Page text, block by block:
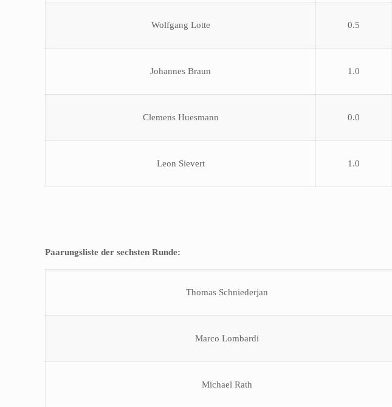
Wolfgang Lotte 0.5
Johannes Braun 1.0
Clemens Huesmann 0.0
Leon Sievert 1.0
Paarungsliste der sechsten Runde:
Thomas Schniederjan
Marco Lombardi
Michael Rath